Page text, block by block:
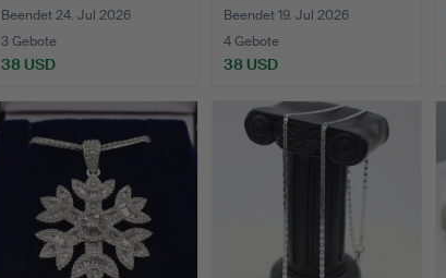
Beendet 24. Jul 2026
3 Gebote
38 USD
Beendet 19. Jul 2026
4 Gebote
38 USD